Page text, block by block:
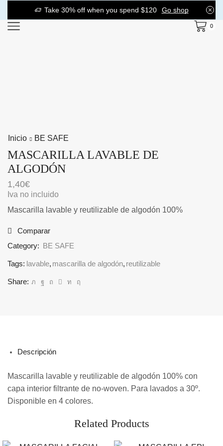
Take 30% off when you spend $120 Go shop
0
Inicio BE SAFE
MASCARILLA LAVABLE DE
ALGODÓN
1,40€
Iva no incluido
Mascarilla lavable y reutilizable de algodón 100%
Comparar
Category:
BE SAFE
Tags: lavable, mascarilla de algodón, reutilizable
Share:
Descripción
Mascarilla lavable y reutilizable de algodón 100% con
capa interior filtrante de no-woven. Para lavados a 30º.
Disponible en 4 colores.
Related Products